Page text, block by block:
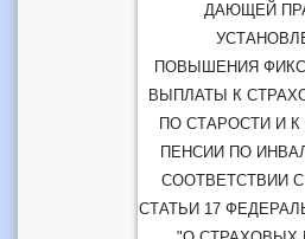
ДАЮЩЕЙ
ПОВЫШЕНИЯ
ВЫПЛАТЫ К
ПО СТАРОСТИ И
ПЕНСИИ ПО
СООТВЕТСТВИИ
СТАТЬИ 17